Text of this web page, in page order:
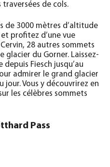
de cols.
de 3000 mètres d’altitude
profitez d’une vue
28 autres sommets
glacier du Gorner. Laissez-
Fiesch jusqu’au
admirer le grand glacier
jour. Vous y découvrirez en
les célèbres sommets
Pass